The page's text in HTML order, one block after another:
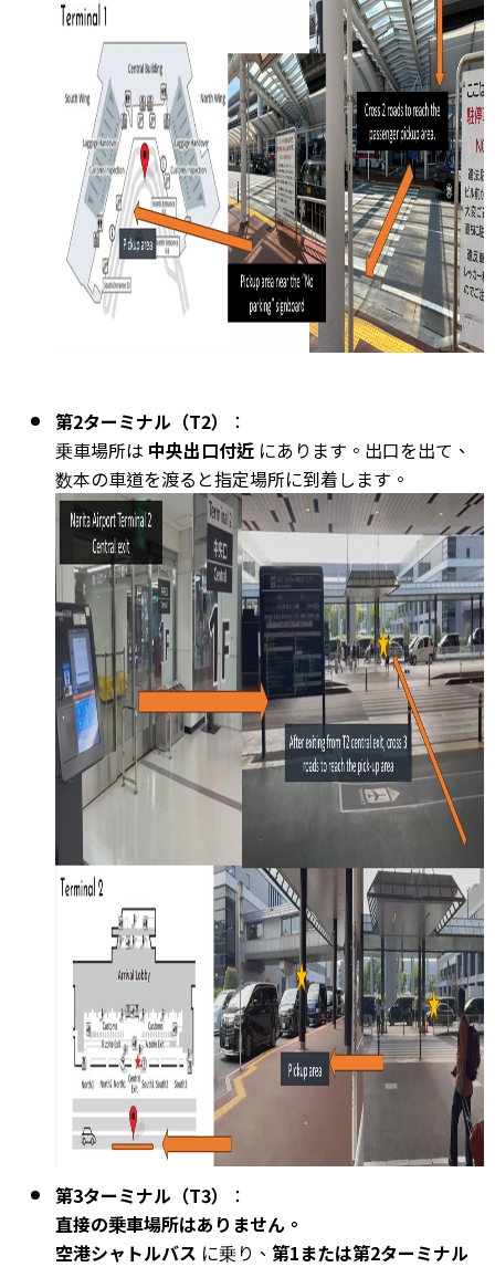
第2ターミナル（T2）
：
乗車場所は 中央出口付近 にあります。出口を出て、
数本の車道を渡ると指定場所に到着します。
第3ターミナル（T3）
：
直接の乗車場所はありません。
空港シャトルバス に乗り、 第1または第2ターミナル